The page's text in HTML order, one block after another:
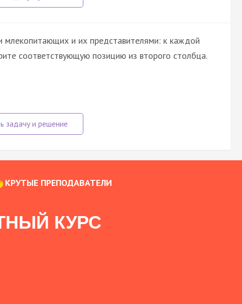
млекопитающих и их представителями: к каждой
соответствующую позицию из второго столбца.
КРУТЫЕ ПРЕПОДАВАТЕЛИ
КУРС